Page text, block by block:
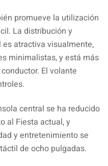
promueve la utilización
La distribución y
atractiva visualmente,
minimalistas, y está más
El volante
central se ha reducido
al Fiesta actual, y
y entretenimiento se
de ocho pulgadas.